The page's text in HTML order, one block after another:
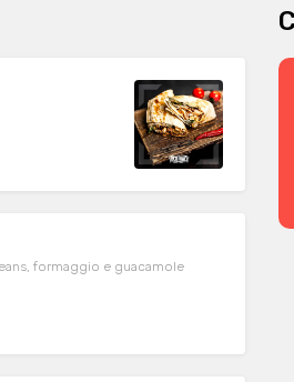
formaggio e guacamole